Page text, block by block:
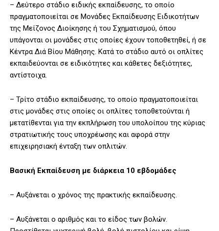
– Δεύτερο στάδιο ειδικής εκπαίδευσης, το οποίο
πραγματοποιείται σε Μονάδες Εκπαίδευσης Ειδικοτήτων
της Μείζονος Διοίκησης ή του Σχηματισμού, όπου
υπάγονται οι μονάδες στις οποίες έχουν τοποθετηθεί, ή σε
Κέντρα Διά Βίου Μάθησης. Κατά το στάδιο αυτό οι οπλίτες
εκπαιδεύονται σε ειδικότητες και κάθετες δεξιότητες,
αντίστοιχα.
– Τρίτο στάδιο εκπαίδευσης, το οποίο πραγματοποιείται
στις μονάδες στις οποίες οι οπλίτες τοποθετούνται ή
μετατίθενται για την εκπλήρωση του υπολοίπου της κύριας
στρατιωτικής τους υποχρέωσης και αφορά στην
επιχειρησιακή ένταξη των οπλιτών.
Βασική Εκπαίδευση με διάρκεια 10 εβδομάδες
– Αυξάνεται ο χρόνος της πρακτικής εκπαίδευσης.
– Αυξάνεται ο αριθμός και το είδος των βολών.